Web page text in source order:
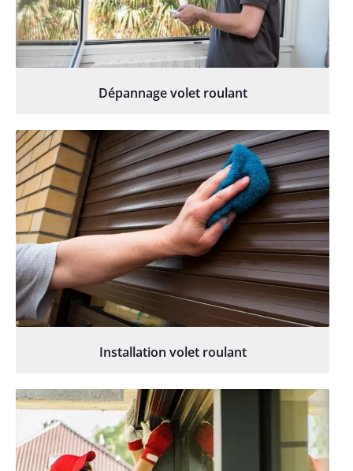
Dépannage volet roulant
Installation volet roulant